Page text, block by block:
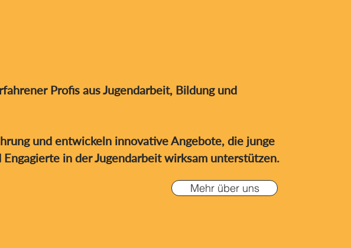
Profis aus Jugendarbeit, Bildung und
und entwickeln innovative Angebote, die junge
in der Jugendarbeit wirksam unterstützen.
Mehr über uns